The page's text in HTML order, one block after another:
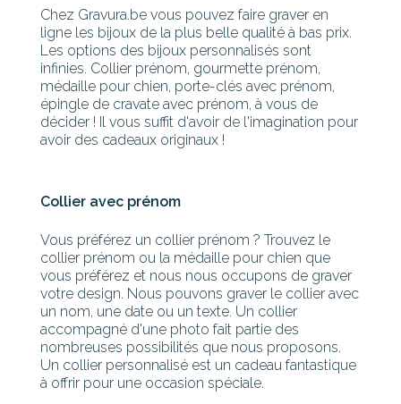
Chez Gravura.be vous pouvez faire graver en
ligne les bijoux de la plus belle qualité à bas prix.
Les options des bijoux personnalisés sont
infinies. Collier prénom, gourmette prénom,
médaille pour chien, porte-clés avec prénom,
épingle de cravate avec prénom, à vous de
décider ! Il vous suffit d'avoir de l'imagination pour
avoir des cadeaux originaux !
Collier avec prénom
Vous préférez un collier prénom ? Trouvez le
collier prénom ou la médaille pour chien que
vous préférez et nous nous occupons de graver
votre design. Nous pouvons graver le collier avec
un nom, une date ou un texte. Un collier
accompagné d'une photo fait partie des
nombreuses possibilités que nous proposons.
Un collier personnalisé est un cadeau fantastique
à offrir pour une occasion spéciale.